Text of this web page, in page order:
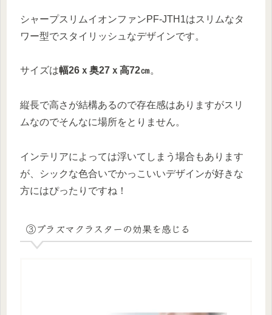
シャープスリムイオンファンPF-JTH1はスリムなタ
ワー型でスタイリッシュなデザインです。
サイズは幅26ｘ奥27ｘ高72㎝。
縦長で高さが結構あるので存在感はありますがスリ
ムなのでそんなに場所をとりません。
インテリアによっては浮いてしまう場合もあります
が、シックな色合いでかっこいいデザインが好きな
方にはぴったりですね！
③プラズマクラスターの効果を感じる